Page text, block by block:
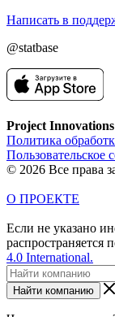
Написать в
@statbase
Project
Политика
Пользовательское
© 2026 Все права
О ПРОЕКТЕ
Если не указано
распространяется
4.0 International.
Найти компанию